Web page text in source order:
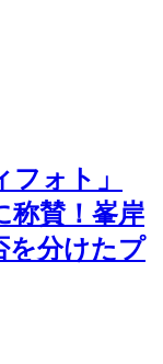
ォト」
称賛！峯岸
を分けたプ